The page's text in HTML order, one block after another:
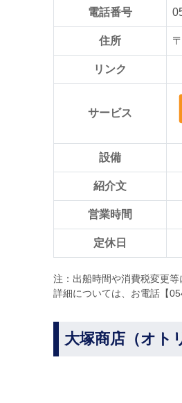
電話番号
住所
リンク
サービス
設備
紹介文
営業時間
定休日
注：出船時間や消費税変更等
詳細については、お電話【
大塚商店（オト